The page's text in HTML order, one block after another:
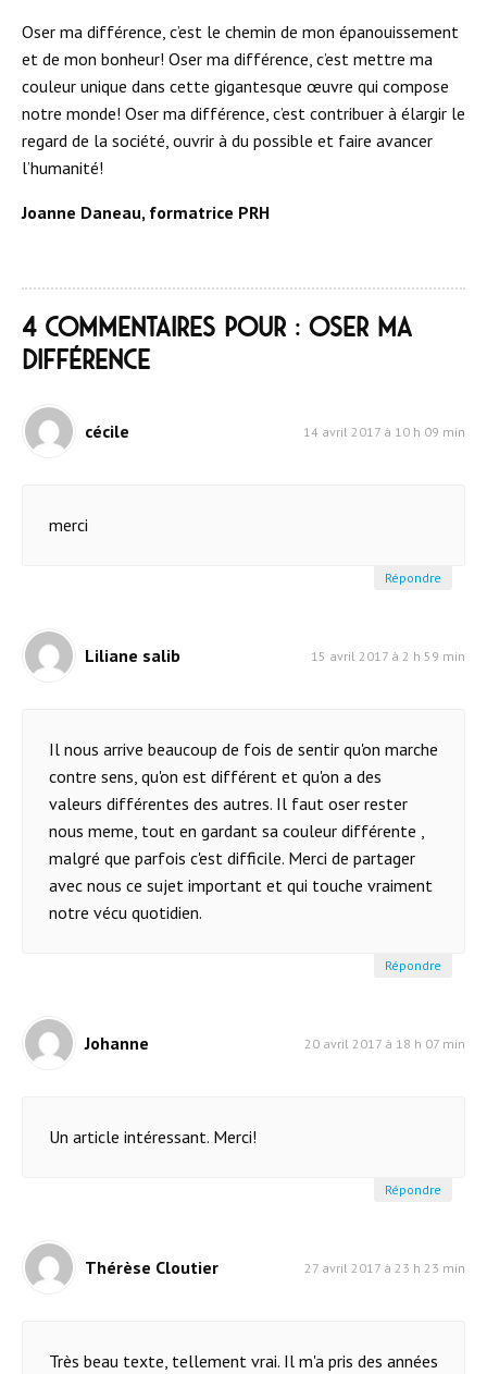
Oser ma différence, c’est le chemin de mon épanouissement
et de mon bonheur! Oser ma différence, c’est mettre ma
couleur unique dans cette gigantesque œuvre qui compose
notre monde! Oser ma différence, c’est contribuer à élargir le
regard de la société, ouvrir à du possible et faire avancer
l’humanité!
Joanne Daneau, formatrice PRH
4 commentaires pour : Oser ma
différence
cécile 14 avril 2017 à 10 h 09 min
merci
Répondre
Liliane salib 15 avril 2017 à 2 h 59 min
Il nous arrive beaucoup de fois de sentir qu'on marche
contre sens, qu'on est différent et qu'on a des
valeurs différentes des autres. Il faut oser rester
nous meme, tout en gardant sa couleur différente ,
malgré que parfois c'est difficile. Merci de partager
avec nous ce sujet important et qui touche vraiment
notre vécu quotidien.
Répondre
Johanne 20 avril 2017 à 18 h 07 min
Un article intéressant. Merci!
Répondre
Thérèse Cloutier 27 avril 2017 à 23 h 23 min
Très beau texte, tellement vrai. Il m'a pris des années